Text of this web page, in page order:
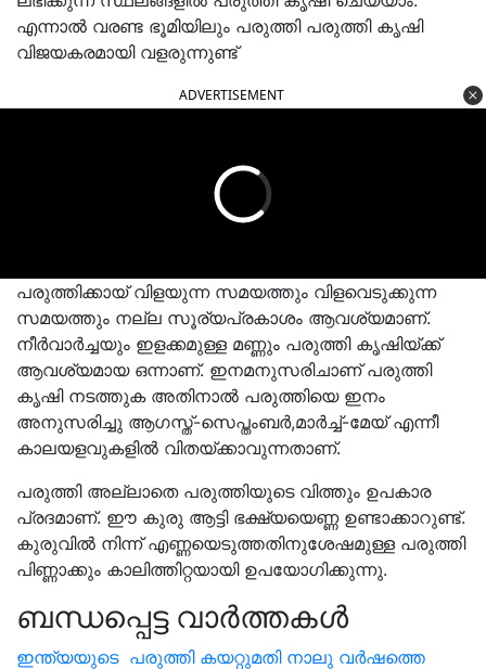
എന്നാൽ വരണ്ട ഭൂമിയിലും പരുത്തി പരുത്തി കൃഷി
വിജയകരമായി വളരുന്നുണ്ട്
ADVERTISEMENT
പരുത്തിക്കായ് വിളയുന്ന സമയത്തും വിളവെടുക്കുന്ന
സമയത്തും നല്ല സൂര്യപ്രകാശം ആവശ്യമാണ്.
നീര്‍വാര്‍ച്ചയും ഇളക്കമുള്ള മണ്ണും പരുത്തി കൃഷിയ്ക്ക്
ആവശ്യമായ ഒന്നാണ്. ഇനമനുസരിചാണ് പരുത്തി
കൃഷി നടത്തുക അതിനാൽ പരുത്തിയെ ഇനം
അനുസരിച്ചു ആഗസ്ത്-സെപ്തംബര്‍,മാര്‍ച്ച്-മേയ് എന്നീ
കാലയളവുകളില്‍ വിതയ്ക്കാവുന്നതാണ്.
പരുത്തി അല്ലാതെ പരുത്തിയുടെ വിത്തും ഉപകാര
പ്രദമാണ്. ഈ കുരു ആട്ടി ഭക്ഷ്യയെണ്ണ ഉണ്ടാക്കാറുണ്ട്.
കുരുവിൽ നിന്ന് എണ്ണയെടുത്തതിനുശേഷമുള്ള പരുത്തി
പിണ്ണാക്കും കാലിത്തിറ്റയായി ഉപയോഗിക്കുന്നു.
ബന്ധപ്പെട്ട വാർത്തകൾ
ഇന്ത്യയുടെ പരുത്തി കയറ്റുമതി നാലു വർഷത്തെ